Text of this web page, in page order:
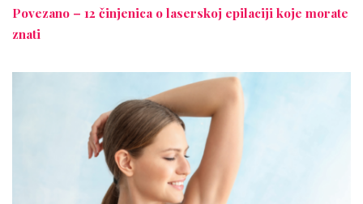
Povezano – 12 činjenica o laserskoj epilaciji koje morate
znati